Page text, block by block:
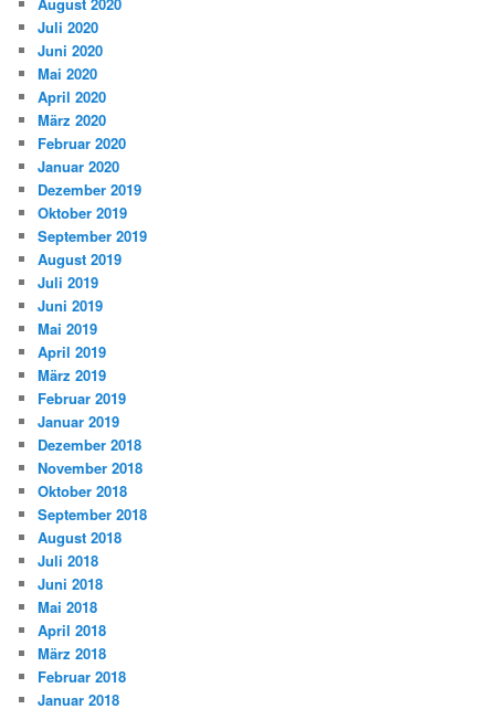
August 2020
Juli 2020
Juni 2020
Mai 2020
April 2020
März 2020
Februar 2020
Januar 2020
Dezember 2019
Oktober 2019
September 2019
August 2019
Juli 2019
Juni 2019
Mai 2019
April 2019
März 2019
Februar 2019
Januar 2019
Dezember 2018
November 2018
Oktober 2018
September 2018
August 2018
Juli 2018
Juni 2018
Mai 2018
April 2018
März 2018
Februar 2018
Januar 2018